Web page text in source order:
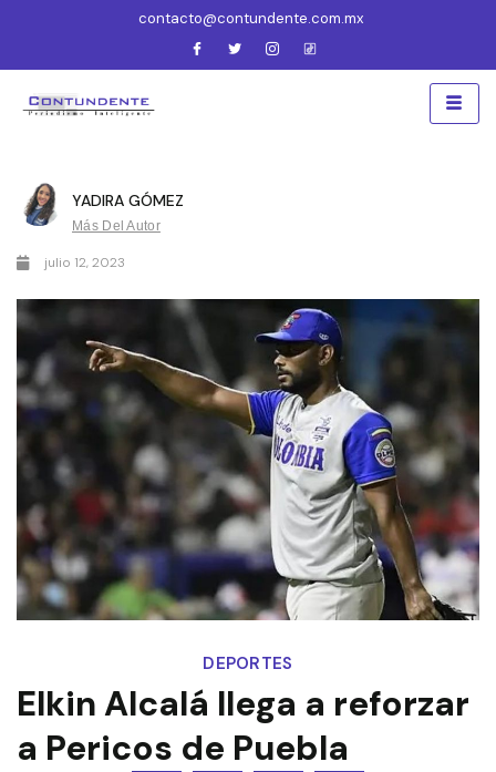
contacto@contundente.com.mx
YADIRA GÓMEZ
Más Del Autor
julio 12, 2023
DEPORTES
Elkin Alcalá llega a reforzar
a Pericos de Puebla